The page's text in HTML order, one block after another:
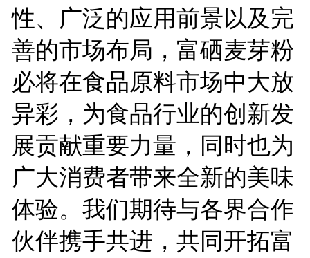
性、广泛的应用前景以及完
善的市场布局，富硒麦芽粉
必将在食品原料市场中大放
异彩，为食品行业的创新发
展贡献重要力量，同时也为
广大消费者带来全新的美味
体验。我们期待与各界合作
伙伴携手共进，共同开拓富